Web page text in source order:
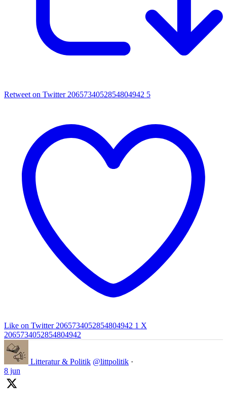
Retweet on Twitter 2065734052854804942 5
Like on Twitter 2065734052854804942 1 X
2065734052854804942
Litteratur & Politik @littpolitik ·
8 jun